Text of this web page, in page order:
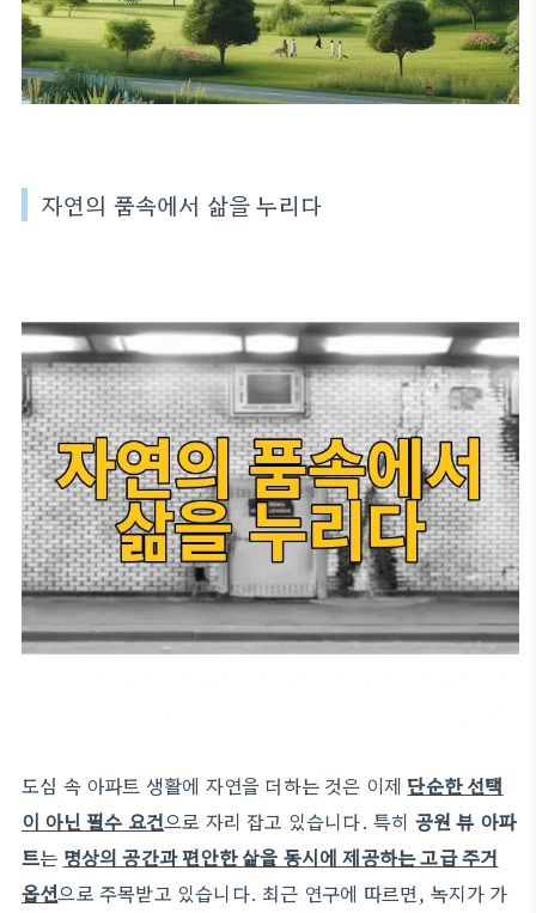
자연의 품속에서 삶을 누리다
도심 속 아파트 생활에 자연을 더하는 것은 이제 단순한 선택
이 아닌 필수 요건으로 자리 잡고 있습니다. 특히 공원 뷰 아파
트는 명상의 공간과 편안한 삶을 동시에 제공하는 고급 주거
옵션으로 주목받고 있습니다. 최근 연구에 따르면, 녹지가 가